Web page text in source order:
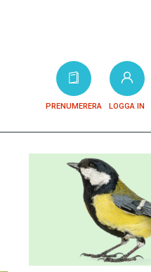
PRENUMERERA LOGGA IN